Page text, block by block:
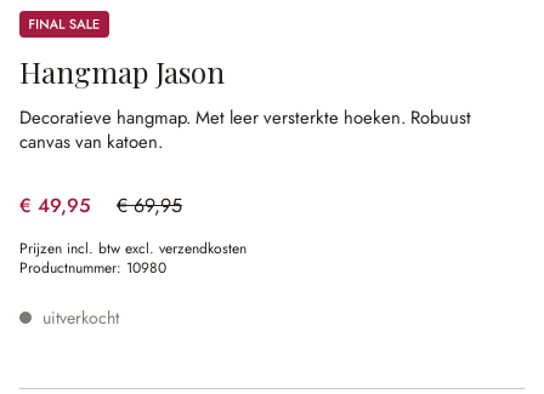
Sale
Hangmap Jason
Decoratieve hangmap. Met leer versterkte hoeken. Robuust
canvas van katoen.
€ 49,95 € 69,95
(28.59% gespart)
Prijzen incl. btw excl. verzendkosten
Productnummer: 10980
uitverkocht